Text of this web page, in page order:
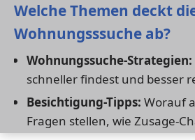
Welche Themen deckt
Wohnungsssuche ab?
Wohnungssuche-Strategien:
schneller findest und besser
Besichtigung-Tipps: Worauf
Fragen stellen, wie Zusage-